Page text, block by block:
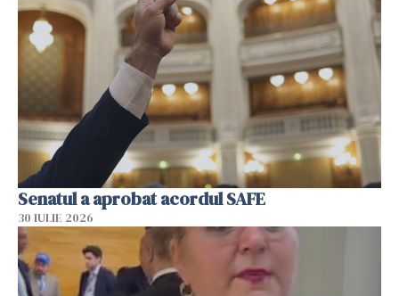
Senatul a aprobat acordul SAFE
30 IULIE 2026